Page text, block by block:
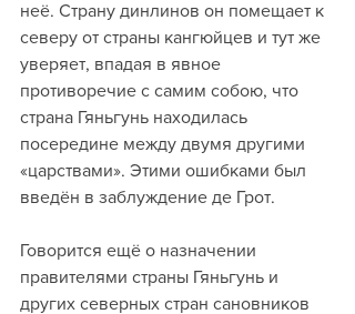
неё. Страну динлинов он помещает к
северу от страны кангюйцев и тут же
уверяет, впадая в явное
противоречие с самим собою, что
страна Гяньгунь находилась
посередине между двумя другими
«царствами». Этими ошибками был
введён в заблуждение де Грот.
Говорится ещё о назначении
правителями страны Гяньгунь и
других северных стран сановников